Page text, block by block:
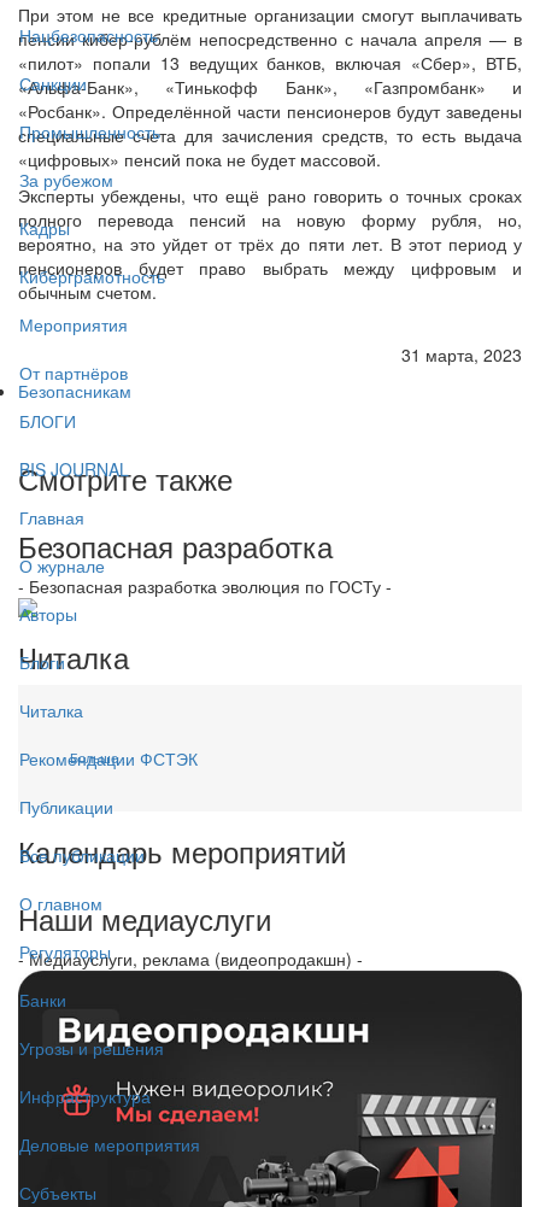
Нацбезопасность
Санкции
Промышленность
За рубежом
Кадры
Киберграмотность
Мероприятия
От партнёров
БЛОГИ
BIS JOURNAL
Главная
О журнале
Авторы
Блоги
Читалка
Рекомендации ФСТЭК
Публикации
Все публикации
О главном
Регуляторы
Банки
Угрозы и решения
Инфраструктура
Деловые мероприятия
Субъекты
При этом не все кредитные организации смогут выплачивать
пенсии кибер-рублём непосредственно с начала апреля — в
«пилот» попали 13 ведущих банков, включая «Сбер», ВТБ,
«Альфа-Банк», «Тинькофф Банк», «Газпромбанк» и
«Росбанк». Определённой части пенсионеров будут заведены
специальные счета для зачисления средств, то есть выдача
«цифровых» пенсий пока не будет массовой.
Эксперты убеждены, что ещё рано говорить о точных сроках
полного перевода пенсий на новую форму рубля, но,
вероятно, на это уйдет от трёх до пяти лет. В этот период у
пенсионеров будет право выбрать между цифровым и
обычным счетом.
31 марта, 2023
Безопасникам
Смотрите также
Безопасная разработка
- Безопасная разработка эволюция по ГОСТу -
Читалка
Больше...
Календарь мероприятий
Наши медиауслуги
- Медиауслуги, реклама (видеопродакшн) -